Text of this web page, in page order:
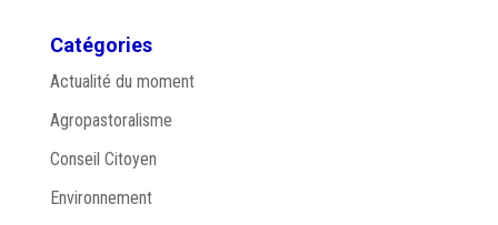
Catégories
Actualité du moment
Agropastoralisme
Conseil Citoyen
Environnement